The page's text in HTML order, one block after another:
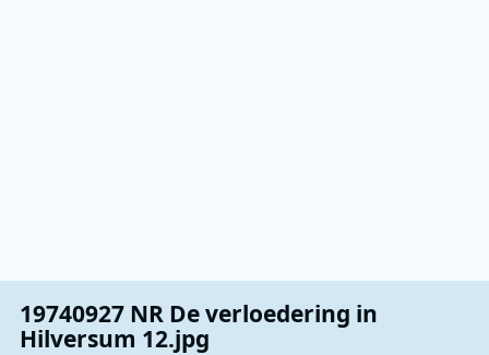
19740927 NR De verloedering in
Hilversum 12.jpg